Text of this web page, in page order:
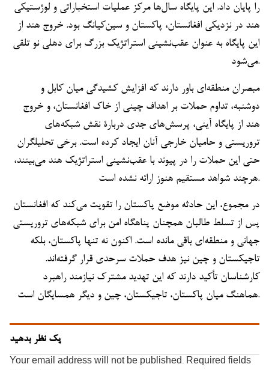
را پایان داد. این پایگاه سال‌ها مرکز عملیات استخباراتی و لوژستیکی
هند در نزدیکی افغانستان، پاکستان و سین‌کیانگ بود. خروج هند از
این پایگاه به عنوان عقب‌نشینی استراتژیک بزرگ برای دهلی نو تلقی
می‌شود.
مبصران منطقه‌ای باور دارند که افزایش کشیدگی میان کابل و
دوشنبه، تداوم حملات بر اهداف چینی از خاک افغانستان، و خروج
هند از پایگاه آینی، پرسش‌های جدی دربارۀ نقش شبکه‌های
تروریستی و حامیان خارجی آنان ایجاد کرده است. برخی تحلیلگران
حتی این حملات را در پیوند با عقب‌نشینی استراتژیک هند می‌بینند،
هرچند شواهد مستقیم هنوز ارائه نشده است.
در مجموع، این حادثه موضع پاکستان را تقویت می‌کند که افغانستان
پس از تسلط طالبان همچنان پناهگاه امن برای شبکه‌های تروریستی
جهانی و منطقه‌ای باقی مانده است. اکنون نه تنها پاکستان، بلکه
تاجیکستان و چین نیز هدف حملات سرحدی قرار گرفته‌اند.
کارشناسان تأکید دارند که این تهدید مشترک نیازمند راهبرد
هماهنگ میان پاکستان، تاجیکستان، چین و دیگر همسایگان است.
یک نظر بدهید
Your email address will not be published. Required fields